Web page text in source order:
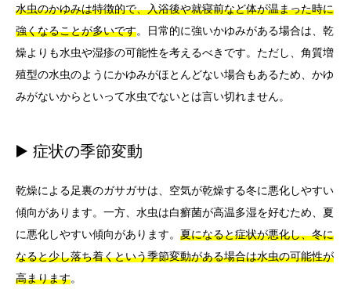
水虫のかゆみは特徴的で、入浴後や就寝前など体が温まった時に
強くなることが多いです。日常的に強いかゆみがある場合は、乾
燥よりも水虫や湿疹の可能性を考えるべきです。ただし、角質増
殖型の水虫のようにかゆみがほとんどない場合もあるため、かゆ
みがないからといって水虫でないとは言い切れません。
▶️ 症状の季節変動
乾燥による足裏のガサガサは、空気が乾燥する冬に悪化しやすい
傾向があります。一方、水虫は白癬菌が高温多湿を好むため、夏
に悪化しやすい傾向があります。 夏になると症状が悪化し、冬に
なると少し落ち着くという季節変動がある場合は水虫の可能性が
高まります。